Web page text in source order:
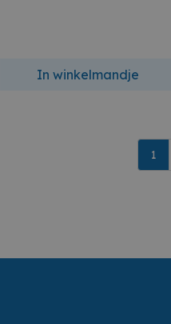
In winkelmandje
1